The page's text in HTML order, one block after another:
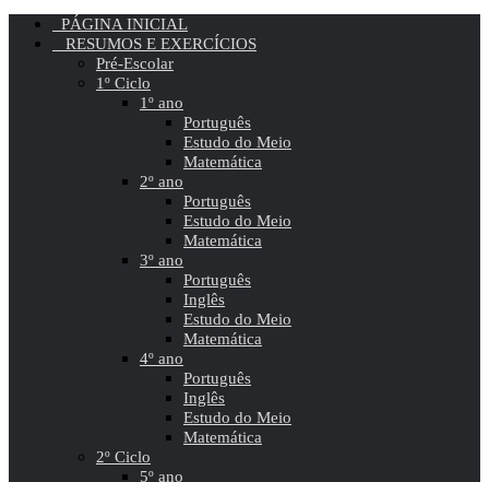
PÁGINA INICIAL
RESUMOS E EXERCÍCIOS
Pré-Escolar
1º Ciclo
1º ano
Português
Estudo do Meio
Matemática
2º ano
Português
Estudo do Meio
Matemática
3º ano
Português
Inglês
Estudo do Meio
Matemática
4º ano
Português
Inglês
Estudo do Meio
Matemática
2º Ciclo
5º ano